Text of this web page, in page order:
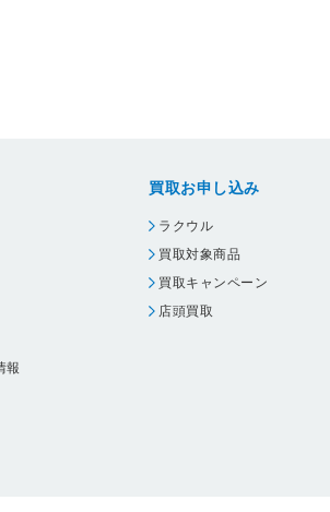
報
買取お申し込み
ラクウル
買取対象商品
買取キャンペーン
店頭買取